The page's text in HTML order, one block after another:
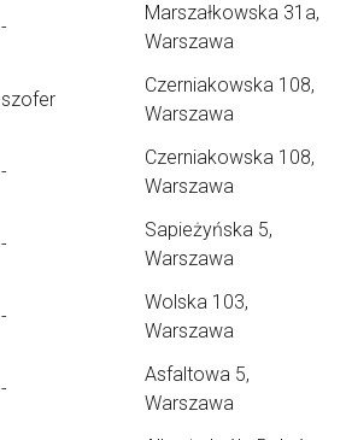
-
Marszałkowska 31a,
Warszawa
szofer
Czerniakowska 108,
Warszawa
-
Czerniakowska 108,
Warszawa
-
Sapieżyńska 5,
Warszawa
-
Wolska 103,
Warszawa
-
Asfaltowa 5,
Warszawa